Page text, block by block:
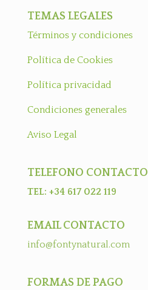
TEMAS LEGALES
Términos y condiciones
Política de Cookies
Política privacidad
Condiciones generales
Aviso Legal
TELEFONO CONTACTO
TEL: +34 617 022 119
EMAIL CONTACTO
info@fontynatural.com
FORMAS DE PAGO